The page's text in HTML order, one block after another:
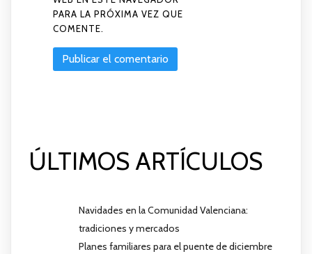
PARA LA PRÓXIMA VEZ QUE
COMENTE.
ÚLTIMOS ARTÍCULOS
Navidades en la Comunidad Valenciana:
tradiciones y mercados
Planes familiares para el puente de diciembre